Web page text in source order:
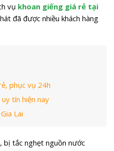
vụ khoan giếng giá rẻ tại
đã được nhiều khách hàng
phục vụ 24h
tín hiện nay
Lai
bị tắc nghẹt nguồn nước